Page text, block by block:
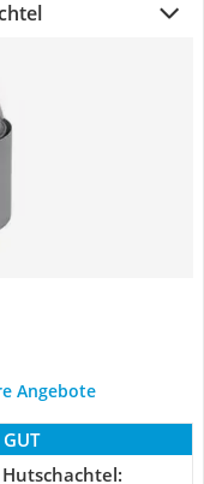
Angebote
GUT